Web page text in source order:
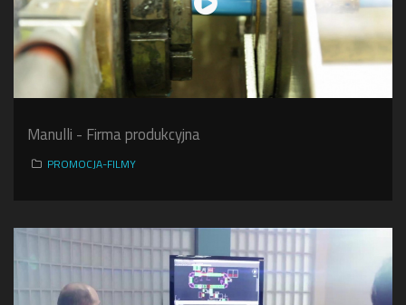
Manulli - Firma produkcyjna
PROMOCJA-FILMY